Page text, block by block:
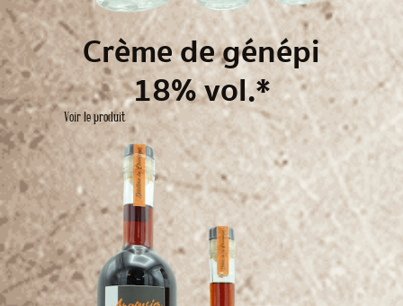
Crème de génépi
18% vol.*
Voir le produit